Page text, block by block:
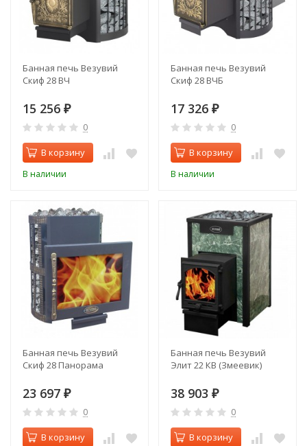
Банная печь Везувий
Скиф 28 ВЧ
15 256 ₽
0
В корзину
В наличии
Банная печь Везувий
Скиф 28 ВЧБ
17 326 ₽
0
В корзину
В наличии
Банная печь Везувий
Скиф 28 Панорама
23 697 ₽
0
В корзину
Банная печь Везувий
Элит 22 КВ (Змеевик)
38 903 ₽
0
В корзину